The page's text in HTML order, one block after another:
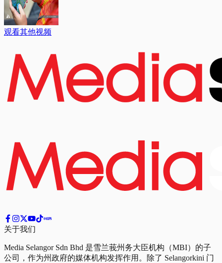
观看其他视频
关于我们
Media Selangor Sdn Bhd 是雪兰莪州务大臣机构（MBI）的子
公司，作为州政府的媒体机构发挥作用。除了 Selangorkini 门